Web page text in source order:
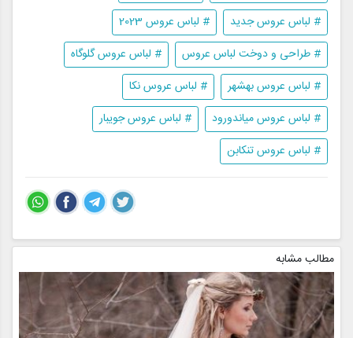
# لباس عروس جدید
# لباس عروس 2023
# طراحی و دوخت لباس عروس
# لباس عروس گلوگاه
# لباس عروس بهشهر
# لباس عروس نکا
# لباس عروس میاندورود
# لباس عروس جویبار
# لباس عروس تنکابن
مطالب مشابه